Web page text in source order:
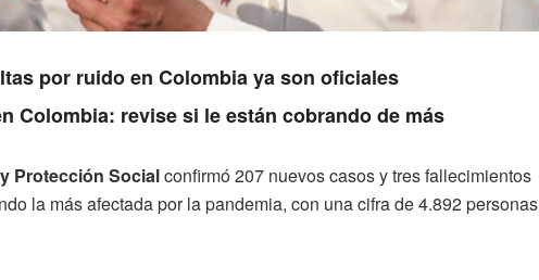
por ruido en Colombia ya son oficiales
Colombia: revise si le están cobrando de más
Protección Socialconfirmó 207 nuevos casos y tres fallecimientos
la más afectada por la pandemia, con una cifra de 4.892 personas